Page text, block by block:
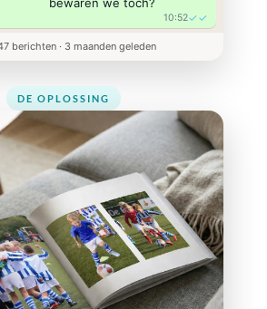
bewaren we toch?
10:52✓✓
berichten · 3 maanden geleden
DE OPLOSSING